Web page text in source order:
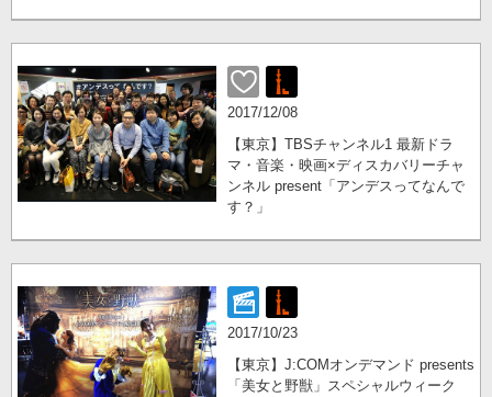
2017/12/08
【東京】TBSチャンネル1 最新ドラ
マ・音楽・映画×ディスカバリーチャ
ンネル present「アンデスってなんで
す？」
2017/10/23
【東京】J:COMオンデマンド presents
「美女と野獣」スペシャルウィーク